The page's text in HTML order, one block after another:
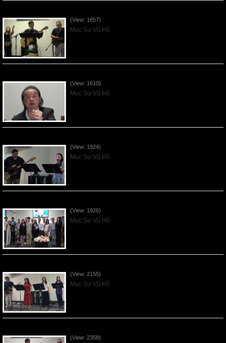
(View: 1657)
Mục Sư Vũ Hồ
(View: 1610)
Mục Sư Vũ Hồ
(View: 1924)
Mục Sư Vũ Hồ
(View: 1926)
Mục Sư Vũ Hồ
(View: 2155)
Mục Sư Vũ Hồ
(View: 2358)